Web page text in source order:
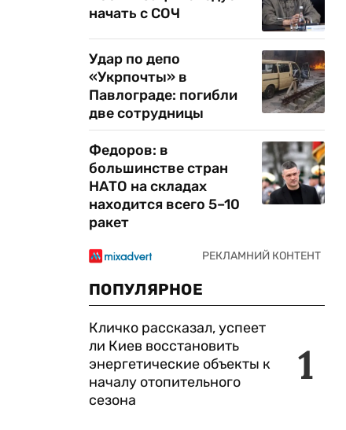
начать с СОЧ
Удар по депо
«Укрпочты» в
Павлограде: погибли
две сотрудницы
Федоров: в
большинстве стран
НАТО на складах
находится всего 5–10
ракет
ПОПУЛЯРНОЕ
1
Кличко рассказал, успеет
ли Киев восстановить
энергетические объекты к
началу отопительного
сезона